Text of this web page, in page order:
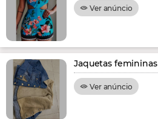
Ver anúncio
Jaquetas femininas
Ver anúncio